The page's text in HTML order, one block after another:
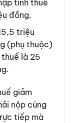
tính thuế
đồng.
triệu
(phụ thuộc)
là 25
giảm
nộp cũng
tiếp mà